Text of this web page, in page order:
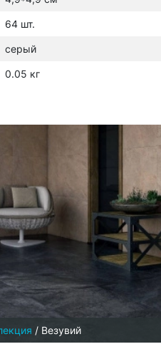
64 шт.
серый
0.05 кг
/ Везувий